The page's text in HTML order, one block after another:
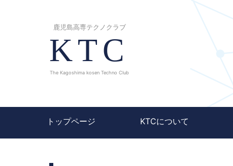
鹿児島高専テクノクラブ
KTC
The Kagoshima kosen Techno Club
トップページ KTCについて